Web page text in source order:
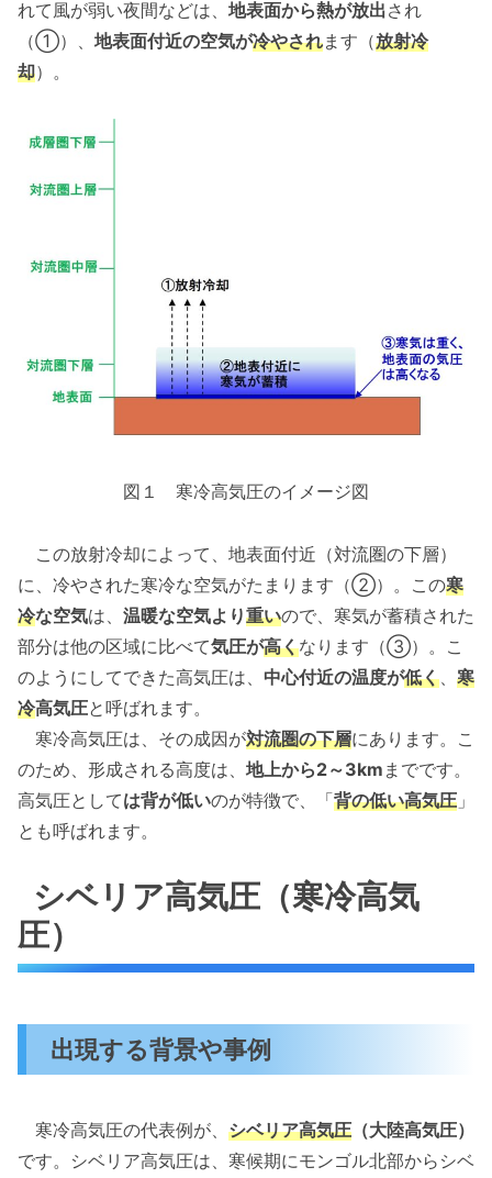
れて風が弱い夜間などは、 地表面から熱が放出され
（①）、 地表面付近の空気が冷やされます（放射冷
却）。
図１ 寒冷高気圧のイメージ図
この放射冷却によって、地表面付近（対流圏の下層）
に、冷やされた寒冷な空気がたまります（②）。この寒
冷な空気は、 温暖な空気より重いので、寒気が蓄積された
部分は他の区域に比べて気圧が高くなります（③）。こ
のようにしてできた高気圧は、 中心付近の温度が低く
寒
冷高気圧と呼ばれます。
寒冷高気圧は、その成因が対流圏の下層にあります。こ
のため、形成される高度は、 地上から2～3km までです。
高気圧としては背が低いのが特徴で、「背の低い高気圧 」
とも呼ばれます。
シベリア高気圧（寒冷高気
圧）
出現する背景や事例
寒冷高気圧の代表例が、 シベリア高気圧 （大陸高気圧）
です。シベリア高気圧は、寒候期にモンゴル北部からシベ